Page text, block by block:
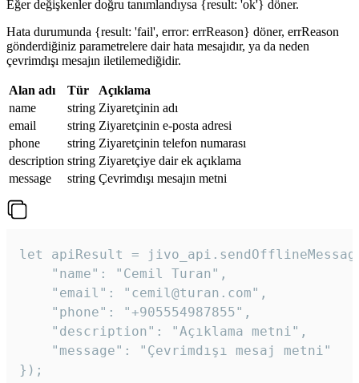
Eğer değişkenler doğru tanımlandıysa {result: 'ok'} döner.
Hata durumunda {result: 'fail', error: errReason} döner, errReason
gönderdiğiniz parametrelere dair hata mesajıdır, ya da neden
çevrimdışı mesajın iletilemediğidir.
Alan adı Tür
Açıklama
name
string Ziyaretçinin adı
email
string Ziyaretçinin e-posta adresi
phone
string Ziyaretçinin telefon numarası
description string Ziyaretçiye dair ek açıklama
message
string Çevrimdışı mesajın metni
let apiResult =
    "name": "Cemil Turan",
    "email": "cemil@turan.com",
    "phone": "+905554987855",
    "description": "Açıklama metni",
    "message": "Çevrimdışı mesaj metni"
});